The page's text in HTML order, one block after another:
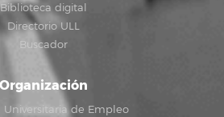
Biblioteca digital
Directorio ULL
Buscador
Organización
Universitaria de Empleo